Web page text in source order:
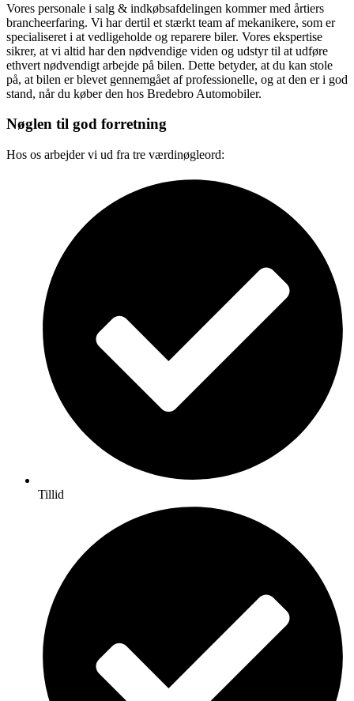
Vores personale i salg & indkøbsafdelingen kommer med årtiers
brancheerfaring. Vi har dertil et stærkt team af mekanikere, som er
specialiseret i at vedligeholde og reparere biler. Vores ekspertise
sikrer, at vi altid har den nødvendige viden og udstyr til at udføre
ethvert nødvendigt arbejde på bilen. Dette betyder, at du kan stole
på, at bilen er blevet gennemgået af professionelle, og at den er i god
stand, når du køber den hos Bredebro Automobiler.
Nøglen til god forretning
Hos os arbejder vi ud fra tre værdinøgleord:
Tillid